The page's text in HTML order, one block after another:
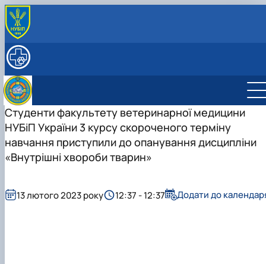
ПРО КАФЕДРУ
СПІВРОБІТНИКИ
Допоміжний персонал
НАУКОВА ДІЯЛЬНІСТЬ
Студентський науковий гурток з "Клінічної
діагностики хвороб тварин"
Керівник гуртка
План роботи гуртка
Звіт гуртка
Студентський науковий гурток "Внутрішніх
хвороб тварин"
Керівник гуртка
Фотогалерея
Студенти факультету ветеринарної медицини
НУБіП України 3 курсу скороченого терміну
навчання приступили до опанування дисципліни
«Внутрішні хвороби тварин»
13 лютого 2023 року 12:37 - 12:37 Додати до